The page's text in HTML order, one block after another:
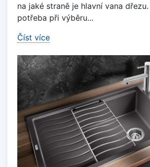
na jaké straně je hlavní vana
potřeba při výběru...
Číst více